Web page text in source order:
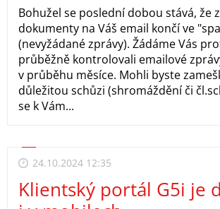
Bohužel se poslední dobou stává, že
dokumenty na Váš email končí ve
(nevyžádané zprávy). Žádáme Vás
průběžně kontrolovali emailové
v průběhu měsíce. Mohli byste
důležitou schůzi (shromáždění či
se k Vám...
24.10.2024 12:35
Klientský portál G5i je